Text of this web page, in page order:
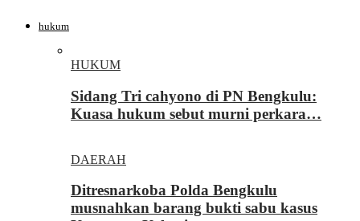
hukum
HUKUM
Sidang Tri cahyono di PN Bengkulu:
Kuasa hukum sebut murni perkara…
DAERAH
Ditresnarkoba Polda Bengkulu
musnahkan barang bukti sabu kasus